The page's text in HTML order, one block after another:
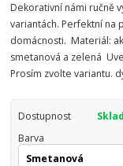
Dekorativní námi ručně
variantách. Perfektní na
domácnosti. Materiál:
smetanová a zelená
Prosím zvolte variantu.
Dostupnost
Barva